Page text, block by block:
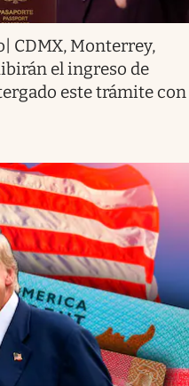
CDMX, Monterrey,
el ingreso de
este trámite con